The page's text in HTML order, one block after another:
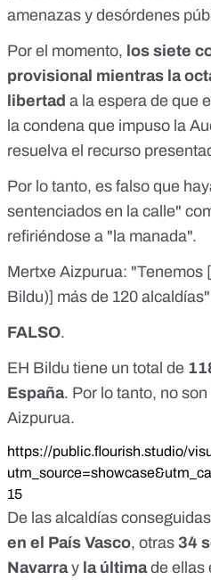
amenazas y desórdenes
Por el momento, los siete
provisional mientras la
libertad a la espera de que
la condena que impuso la
resuelva el recurso
Por lo tanto, es falso que
sentenciados en la calle"
refiriéndose a "la manada".
Mertxe Aizpurua: "Tenemos
Bildu)] más de 120 alcaldías"
FALSO.
EH Bildu tiene un total de
España. Por lo tanto, no son
Aizpurua.
https://public.flourish.studio/
15
De las alcaldías
en el País Vasco, otras 34
Navarray la últimade ellas